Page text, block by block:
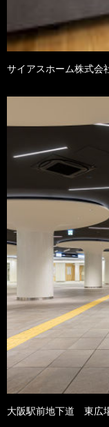
サイアスホーム株式
大阪駅前地下道 東広